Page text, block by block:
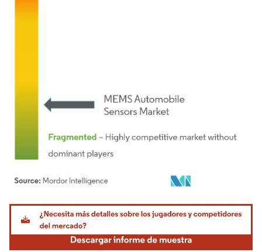
Imagen © Mordor Intelligence. El uso requiere atribución según CC BY 4.0.